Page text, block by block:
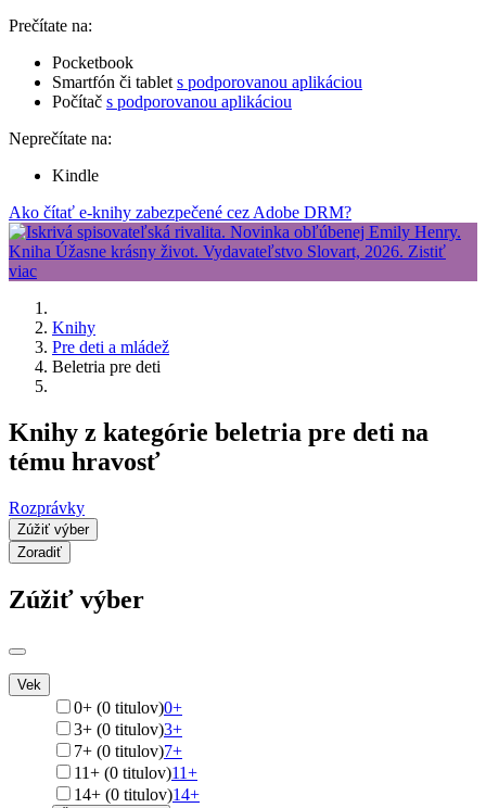
Prečítate na:
Pocketbook
Smartfón či tablet s podporovanou aplikáciou
Počítač s podporovanou aplikáciou
Neprečítate na:
Kindle
Ako čítať e-knihy zabezpečené cez Adobe DRM?
Knihy
Pre deti a mládež
Beletria pre deti
Knihy z kategórie beletria pre deti na
tému hravosť
Rozprávky
Zúžiť výber
Zoradiť
Zúžiť výber
Vek
0+ (0 titulov)0+
3+ (0 titulov)3+
7+ (0 titulov)7+
11+ (0 titulov)11+
14+ (0 titulov)14+